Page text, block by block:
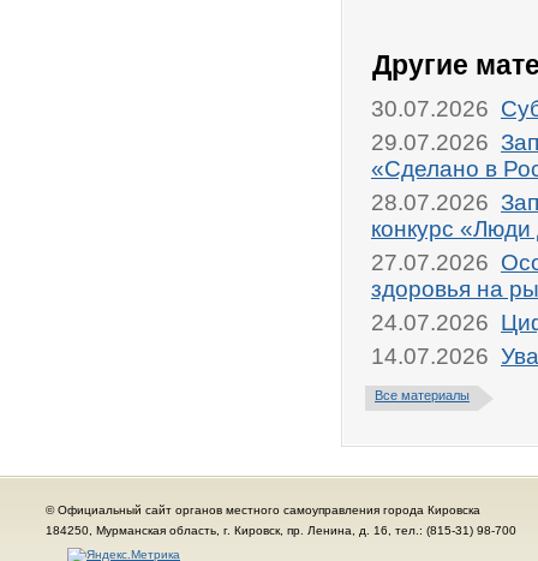
Другие
30.07.2026
29.07.2026
«Сделано в
28.07.2026
конкурс
27.07.2026
здоровья на
24.07.2026
14.07.2026
Все материалы
© Официальный сайт органов местного самоуправления города Кировска
184250, Мурманская область, г. Кировск, пр. Ленина, д. 16, тел.: (815-31) 98-700